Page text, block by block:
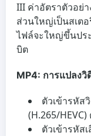
III ค่าอัตราตัวอย่
ส่วนใหญ่เป็นสเต
ไฟล์จะใหญ่ขึ้นปร
บิต
MP4: การแปลงวิ
ตัวเข้ารหัส
(H.265/
ตัวเข้ารหัส